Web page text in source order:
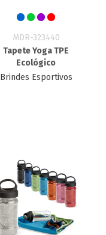
MDR-323440
Tapete Yoga TPE
Ecológico
Brindes Esportivos